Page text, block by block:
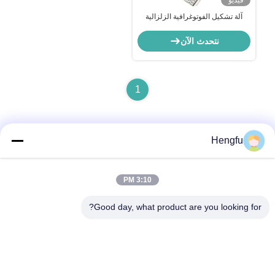
آلة تشكيل الفوتوغرافية الزلزالية
نتحدث الآن
1
قرية بوزي، مدينة نانكسياكو، مقاطعة دونغغوانغ، مدينة كانغتشو،
Hengfu
3:10 PM
Good day, what product are you looking for?